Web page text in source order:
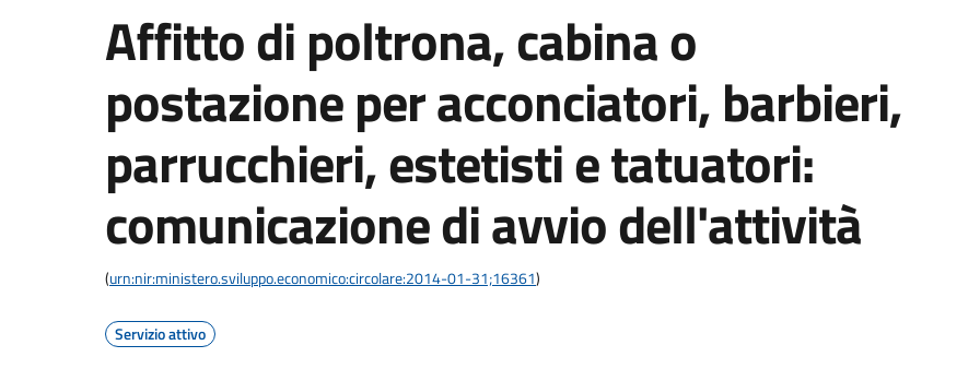
Affitto di poltrona, cabina o
postazione per acconciatori, barbieri,
parrucchieri, estetisti e tatuatori:
comunicazione di avvio dell'attività
(urn:nir:ministero.sviluppo.economico:circolare:2014-01-31;16361)
Servizio attivo